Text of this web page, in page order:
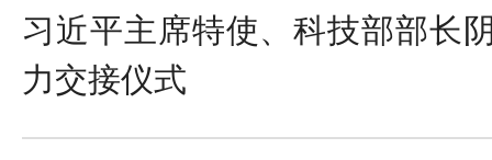
习近平主席特使、科技部部长
力交接仪式